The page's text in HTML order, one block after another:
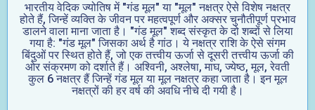
भारतीय वेदिक ज्योतिष में "गंड मूल" या "मूल" नक्षत्र ऐसे विशेष नक्षत्र
होते हैं, जिन्हें व्यक्ति के जीवन पर महत्वपूर्ण और अक्सर चुनौतीपूर्ण प्रभाव
डालने वाला माना जाता है। "गंड मूल" शब्द संस्कृत के दो शब्दों से लिया
गया है: "गंड मूल" जिसका अर्थ है गांठ। ये नक्षत्र राशि के ऐसे संगम
बिंदुओं पर स्थित होते हैं, जो एक तत्त्वीय ऊर्जा से दूसरी तत्त्वीय ऊर्जा की
ओर संक्रमण को दर्शाते हैं। अश्विनी, अश्लेषा, माघ, ज्येष्ठ, मूल, रेवती
कुल 6 नक्षत्र हैं जिन्हें गंड मूल या मूल नक्षत्र कहा जाता है। इन मूल
नक्षत्रों की हर वर्ष की अवधि नीचे दी गयी है।